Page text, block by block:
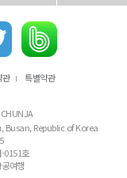
관 l 특별약관
Republic of Korea
0151호
여행